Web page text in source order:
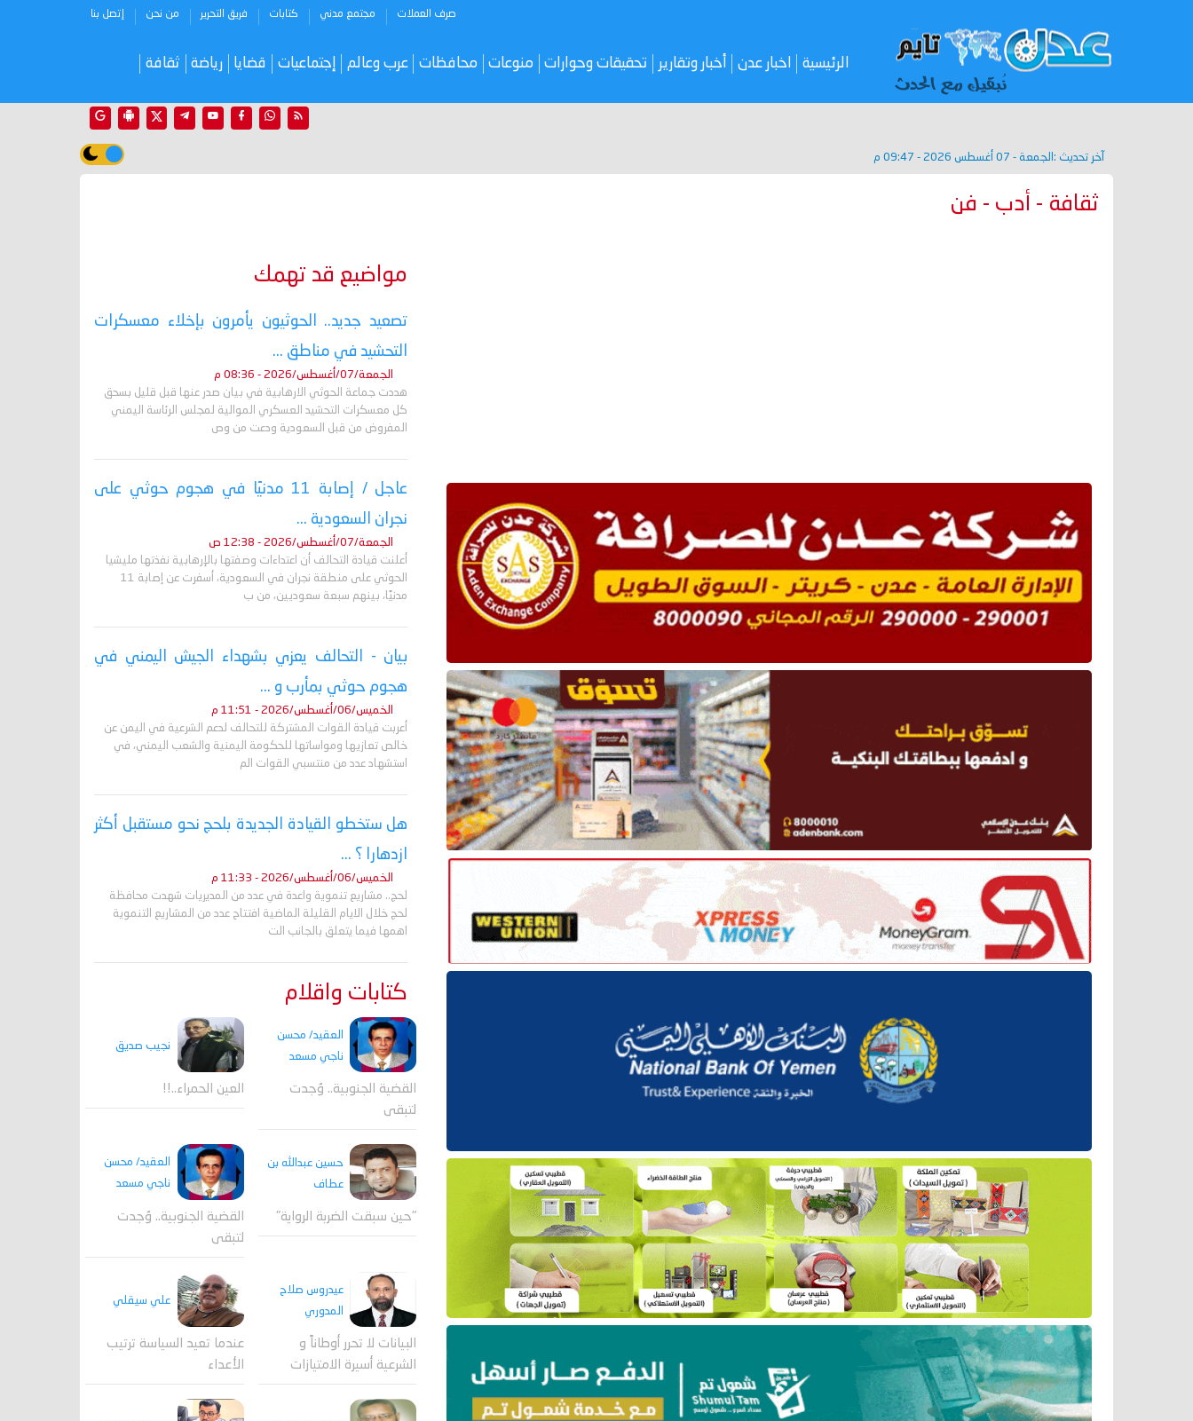
صرف العملات مجتمع مدني كتابات فريق التحرير من نحن إتصل بنا
الرئيسية اخبار عدن أخبار وتقارير تحقيقات وحوارات منوعات محافظات عرب وعالم إجتماعيات قضايا رياضة ثقافة
آخر تحديث : الجمعة - 07 أغسطس 2026 - 09:47 م
ثقافة - أدب - فن
مواضيع قد تهمك
تصعيد جديد.. الحوثيون يأمرون بإخلاء معسكرات
التحشيد في مناطق ...
الجمعة/07/أغسطس/2026 - 08:36 م
هددت جماعة الحوثي الارهابية في بيان صدر عنها قبل قليل بسحق
كل معسكرات التحشيد العسكري الموالية لمجلس الرئاسة اليمني
المفروض من قبل السعودية ودعت من وص
عاجل / إصابة 11 مدنيًا في هجوم حوثي على
نجران السعودية ...
الجمعة/07/أغسطس/2026 - 12:38 ص
أعلنت قيادة التحالف أن اعتداءات وصفتها بالإرهابية نفذتها مليشيا
الحوثي على منطقة نجران في السعودية، أسفرت عن إصابة 11
مدنيًا، بينهم سبعة سعوديين، من ب
بيان - التحالف يعزي بشهداء الجيش اليمني في
هجوم حوثي بمأرب و ...
الخميس/06/أغسطس/2026 - 11:51 م
أعربت قيادة القوات المشتركة للتحالف لدعم الشرعية في اليمن عن
خالص تعازيها ومواساتها للحكومة اليمنية والشعب اليمني، في
استشهاد عدد من منتسبي القوات الم
هل ستخطو القيادة الجديدة بلحج نحو مستقبل أكثر
ازدهارا ؟ ...
الخميس/06/أغسطس/2026 - 11:33 م
لحج.. مشاريع تنموية واعدة في عدد من المديريات شهدت محافظة
لحج خلال الايام القليلة الماضية افتتاح عدد من المشاريع التنموية
اهمها فيما يتعلق بالجانب الت
كتابات واقلام
العقيد/ محسن
ناجي مسعد
القضية الجنوبية.. وُجدت
لتبقى
نجيب صديق
العين الحمراء..!!
حسين عبدالله بن
عطاف
"حين سبقت الضربة الرواية"
العقيد/ محسن
ناجي مسعد
القضية الجنوبية.. وُجدت
لتبقى
عيدروس صلاح
المدوري
البيانات لا تحرر أوطاناً و
الشرعية أسيرة الامتيازات
علي سيقلي
عندما تعيد السياسة ترتيب
الأعداء